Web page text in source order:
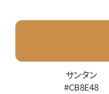
サンタン
#CB8E48